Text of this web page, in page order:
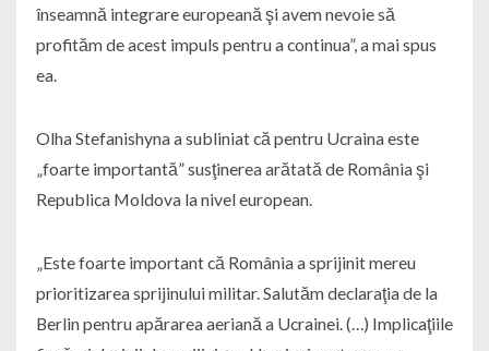
înseamnă integrare europeană şi avem nevoie să
profităm de acest impuls pentru a continua”, a mai spus
ea.
Olha Stefanishyna a subliniat că pentru Ucraina este
„foarte importantă” susţinerea arătată de România şi
Republica Moldova la nivel european.
„Este foarte important că România a sprijinit mereu
prioritizarea sprijinului militar. Salutăm declaraţia de la
Berlin pentru apărarea aeriană a Ucrainei. (…) Implicaţiile